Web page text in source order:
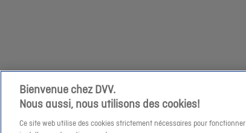
Bienvenue chez DVV.
Nous aussi, nous utilisons des cookies!
Ce site web utilise des cookies strictement nécessaires pour